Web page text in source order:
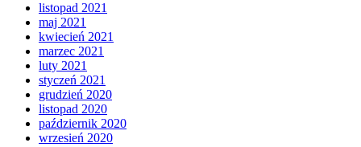
listopad 2021
maj 2021
kwiecień 2021
marzec 2021
luty 2021
styczeń 2021
grudzień 2020
listopad 2020
październik 2020
wrzesień 2020